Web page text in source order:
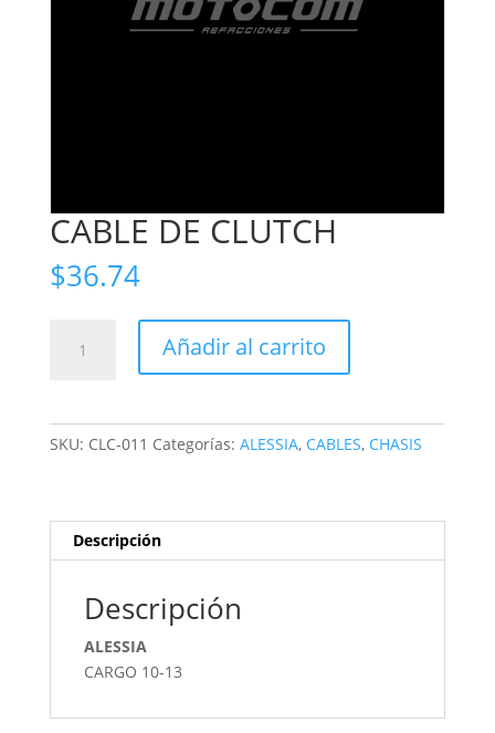
CABLE DE CLUTCH
$36.74
Añadir al carrito
SKU: CLC-011 Categorías: ALESSIA, CABLES, CHASIS
Descripción
Descripción
ALESSIA
CARGO 10-13